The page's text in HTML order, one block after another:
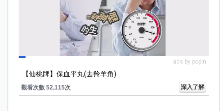
ads by popIn
【仙桃牌】保血平丸(去羚羊角)
觀看次數 52,115次 深入了解